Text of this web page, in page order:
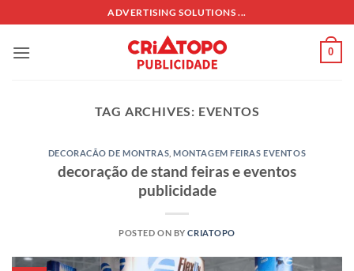
to
content
ADVERTISING SOLUTIONS ...
0
TAG ARCHIVES: EVENTOS
DECORACÃO DE MONTRAS ,MONTAGEM FEIRAS EVENTOS
decoração de stand feiras e eventos
publicidade
POSTED ON BYCRIATOPO